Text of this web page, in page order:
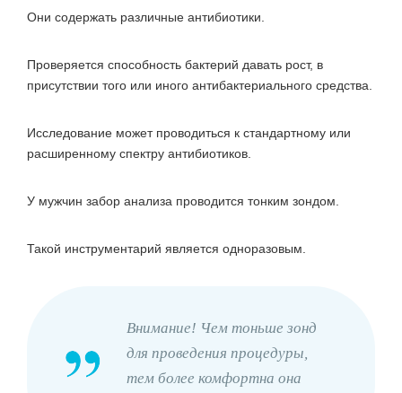
Они содержать различные антибиотики.
Проверяется способность бактерий давать рост, в
присутствии того или иного антибактериального средства.
Исследование может проводиться к стандартному или
расширенному спектру антибиотиков.
У мужчин забор анализа проводится тонким зондом.
Такой инструментарий является одноразовым.
Внимание! Чем тоньше зонд
для проведения процедуры,
тем более комфортна она